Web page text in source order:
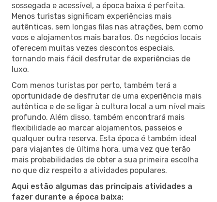
sossegada e acessível, a época baixa é perfeita.
Menos turistas significam experiências mais
autênticas, sem longas filas nas atrações, bem como
voos e alojamentos mais baratos. Os negócios locais
oferecem muitas vezes descontos especiais,
tornando mais fácil desfrutar de experiências de
luxo.
Com menos turistas por perto, também terá a
oportunidade de desfrutar de uma experiência mais
autêntica e de se ligar à cultura local a um nível mais
profundo. Além disso, também encontrará mais
flexibilidade ao marcar alojamentos, passeios e
qualquer outra reserva. Esta época é também ideal
para viajantes de última hora, uma vez que terão
mais probabilidades de obter a sua primeira escolha
no que diz respeito a atividades populares.
Aqui estão algumas das principais atividades a
fazer durante a época baixa: